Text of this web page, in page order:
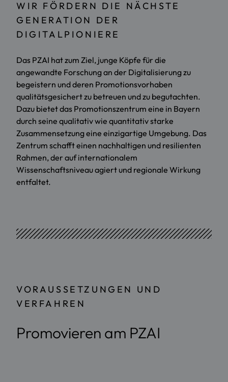
WIR FÖRDERN DIE NÄCHSTE
GENERATION DER
DIGITALPIONIERE
Das PZAI hat zum Ziel, junge Köpfe für die
angewandte Forschung an der Digitalisierung zu
begeistern und deren Promotionsvorhaben
qualitätsgesichert zu betreuen und zu begutachten.
Dazu bietet das Promotionszentrum eine in Bayern
durch seine qualitativ wie quantitativ starke
Zusammensetzung eine einzigartige Umgebung. Das
Zentrum schafft einen nachhaltigen und resilienten
Rahmen, der auf internationalem
Wissenschaftsniveau agiert und regionale Wirkung
entfaltet.
VORAUSSETZUNGEN UND
VERFAHREN
Promovieren am PZAI